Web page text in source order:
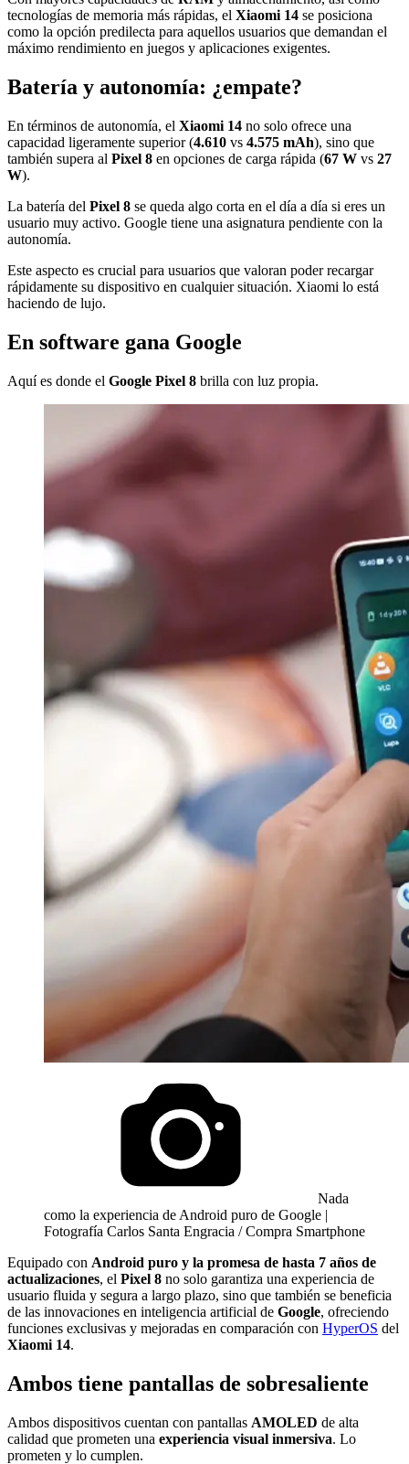
tecnologías de memoria más rápidas, el Xiaomi 14 se posiciona
como la opción predilecta para aquellos usuarios que demandan el
máximo rendimiento en juegos y aplicaciones exigentes.
Batería y autonomía: ¿empate?
En términos de autonomía, el Xiaomi 14 no solo ofrece una
capacidad ligeramente superior (4.610 vs 4.575 mAh), sino que
también supera al Pixel 8 en opciones de carga rápida (67 W vs 27
W).
La batería del Pixel 8 se queda algo corta en el día a día si eres un
usuario muy activo. Google tiene una asignatura pendiente con la
autonomía.
Este aspecto es crucial para usuarios que valoran poder recargar
rápidamente su dispositivo en cualquier situación. Xiaomi lo está
haciendo de lujo.
En software gana Google
Aquí es donde el Google Pixel 8 brilla con luz propia.
Nada
como la experiencia de Android puro de Google |
Fotografía Carlos Santa Engracia / Compra Smartphone
Equipado con Android puro y la promesa de hasta 7 años de
actualizaciones, el Pixel 8 no solo garantiza una experiencia de
usuario fluida y segura a largo plazo, sino que también se beneficia
de las innovaciones en inteligencia artificial de Google, ofreciendo
funciones exclusivas y mejoradas en comparación con HyperOS del
Xiaomi 14.
Ambos tiene pantallas de sobresaliente
Ambos dispositivos cuentan con pantallas AMOLED de alta
calidad que prometen una experiencia visual inmersiva. Lo
prometen y lo cumplen.